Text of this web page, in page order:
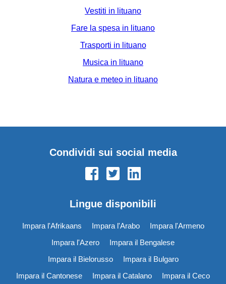
Vestiti in lituano
Fare la spesa in lituano
Trasporti in lituano
Musica in lituano
Natura e meteo in lituano
Condividi sui social media
Lingue disponibili
Impara l'Afrikaans Impara l'Arabo
Impara l'Armeno
Impara l'Azero
Impara il Bengalese
Impara il Bielorusso
Impara il Bulgaro
Impara il Cantonese
Impara il Catalano
Impara il Ceco